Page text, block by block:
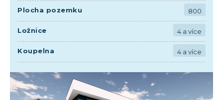
Plocha pozemku 800
Ložnice 4 a více
Koupelna 4 a více